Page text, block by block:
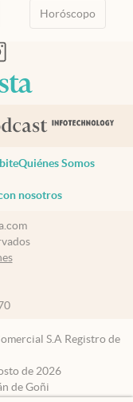
Horóscopo
pestaña
nueva pestaña
en nueva pestaña
abre en nueva pestaña
Quiénes Somos
nosotros
S.A Registro de
de 2026
de Goñi